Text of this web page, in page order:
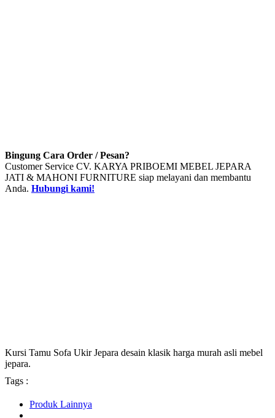
Bingung Cara Order / Pesan?
Customer Service CV. KARYA PRIBOEMI MEBEL JEPARA
JATI & MAHONI FURNITURE siap melayani dan membantu
Anda. Hubungi kami!
Kursi Tamu Sofa Ukir Jepara desain klasik harga murah asli mebel
jepara.
Tags :
Produk Lainnya